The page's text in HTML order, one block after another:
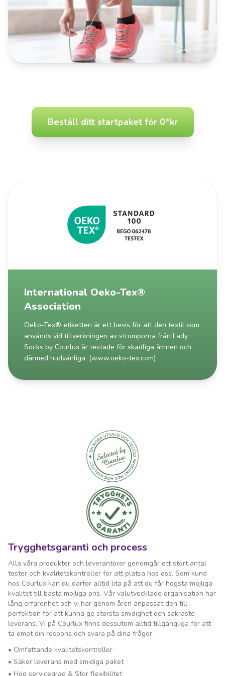
Beställ ditt startpaket för 0*kr
International Oeko-Tex®
Association
Oeko-Tex® etiketten är ett bevis för att den textil som
används vid tillverkningen av strumporna från Lady
Socks by Courlux är testade för skadliga ämnen och
därmed hudvänliga. (www.oeko-tex.com)
Trygghetsgaranti och process
Alla våra produkter och leverantörer genomgår ett stort antal
tester och kvalitetskontroller för att platsa hos oss. Som kund
hos Courlux kan du därför alltid lita på att du får högsta möjliga
kvalitet till bästa möjliga pris. Vår välutvecklade organisation har
lång erfarenhet och vi har genom åren anpassat den till
perfektion för att kunna ge största smidighet och säkraste
leverans. Vi på Courlux finns dessutom alltid tillgängliga för att
ta emot din respons och svara på dina frågor.
• Omfattande kvalitetskontroller
• Säker leverans med smidiga paket
• Hög servicegrad & Stor flexibilitet